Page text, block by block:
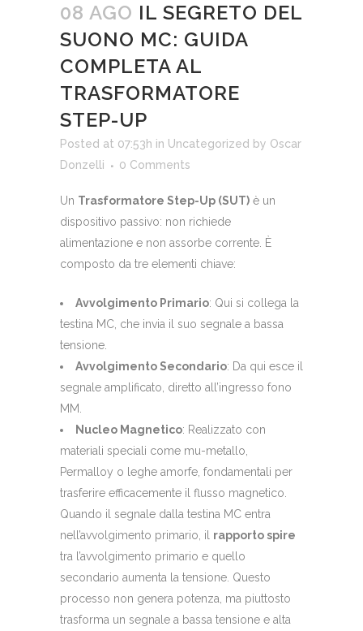
08 AGO IL SEGRETO DEL
SUONO MC: GUIDA
COMPLETA AL
TRASFORMATORE
STEP-UP
Posted at 07:53h in Uncategorized by Oscar
Donzelli
0 Comments
Un Trasformatore Step-Up (SUT) è un
dispositivo passivo: non richiede
alimentazione e non assorbe corrente. È
composto da tre elementi chiave:
Avvolgimento Primario: Qui si collega la
testina MC, che invia il suo segnale a bassa
tensione.
Avvolgimento Secondario: Da qui esce il
segnale amplificato, diretto all’ingresso fono
MM.
Nucleo Magnetico: Realizzato con
materiali speciali come mu-metallo,
Permalloy o leghe amorfe, fondamentali per
trasferire efficacemente il flusso magnetico.
Quando il segnale dalla testina MC entra
nell’avvolgimento primario, il rapporto spire
tra l’avvolgimento primario e quello
secondario aumenta la tensione. Questo
processo non genera potenza, ma piuttosto
trasforma un segnale a bassa tensione e alta